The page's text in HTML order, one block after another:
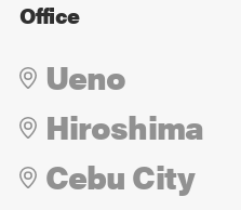
Office
Ueno
Hiroshima
Cebu City